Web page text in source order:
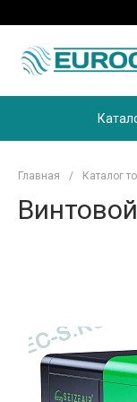
Главная / Каталог